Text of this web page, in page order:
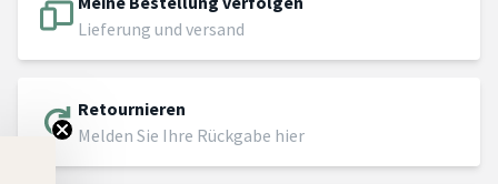
Lieferung und versand
Retournieren
Melden Sie Ihre Rückgabe hier